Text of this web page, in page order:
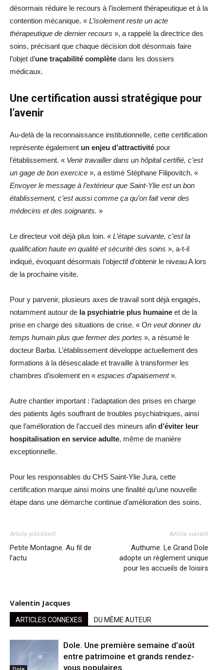
désormais réduire le recours à l’isolement thérapeutique et à la
contention mécanique. « L’isolement reste un acte
thérapeutique de dernier recours », a rappelé la directrice des
soins, précisant que chaque décision doit désormais faire
l’objet d’une traçabilité complète dans les dossiers
médicaux.
Une certification aussi stratégique pour
l’avenir
Au-delà de la reconnaissance institutionnelle, cette certification
représente également un enjeu d’attractivité pour
l’établissement. « Venir travailler dans un hôpital certifié, c’est
un gage de bon exercice », a estimé Stéphane Filipovitch. «
Envoyer le message à l’extérieur que Saint-Ylie est un bon
établissement, c’est aussi comme ça qu’on fait venir des
médecins et des soignants. »
Le directeur voit déjà plus loin. « L’étape suivante, c’est la
qualification haute en qualité et sécurité des soins », a-t-il
indiqué, évoquant désormais l’objectif d’obtenir le niveau A lors
de la prochaine visite.
Pour y parvenir, plusieurs axes de travail sont déjà engagés,
notamment autour de la psychiatrie plus humaine et de la
prise en charge des situations de crise. « On veut donner du
temps humain plus que fermer des portes », a résumé le
docteur Barba. L’établissement développe actuellement des
formations à la désescalade et travaille à transformer les
chambres d’isolement en « espaces d’apaisement».
Autre chantier important : l’adaptation des prises en charge
des patients âgés souffrant de troubles psychiatriques, ainsi
que l’amélioration de l’accueil des mineurs afin d’éviter leur
hospitalisation en service adulte, même de manière
exceptionnelle.
Pour les responsables du CHS Saint-Ylie Jura, cette
certification marque ainsi moins une finalité qu’une nouvelle
étape dans une démarche continue d’amélioration des soins.
Article précédent
Petite Montagne. Au fil de
l’actu
Article suivant
Authume. Le Grand Dole
adopte un règlement unique
pour les accueils de loisirs
Valentin Jacques
ARTICLES CONNEXES DU MÊME AUTEUR
Dole. Une première semaine d’août
entre patrimoine et grands rendez-
vous populaires